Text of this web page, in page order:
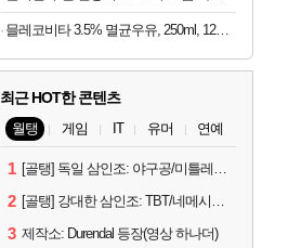
믈레코비타 3.5% 멸균우유, 250ml, 12개, 1개
최근 HOT한 콘텐츠
월탱 게임 IT 유머 연예
1 [골탱] 독일 삼인조: 야구공/미틀레러/예거
2 [골탱] 강대한 삼인조: TBT/네메시스/LT-432
3 제작소: Durendal 등장(영상 하나더)